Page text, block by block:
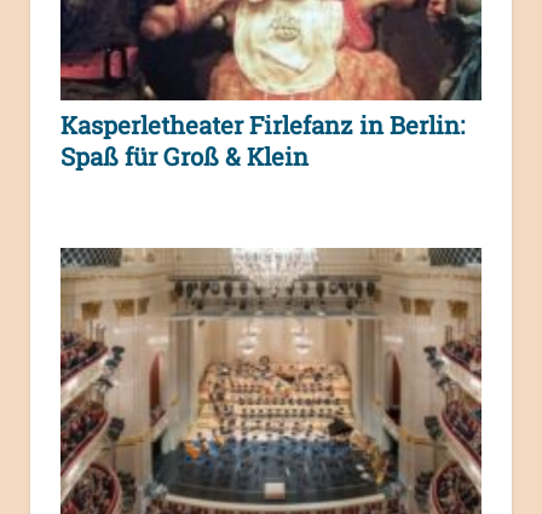
Kasperletheater Firlefanz in Berlin:
Spaß für Groß & Klein